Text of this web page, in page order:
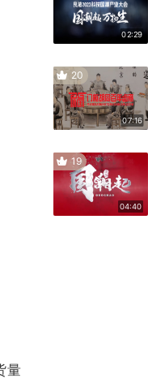
量
02:29
20
07:16
19
04:40